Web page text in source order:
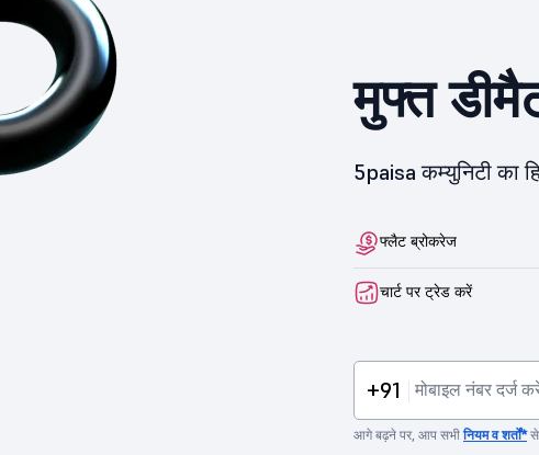
मुफ्त
5paisa कम्युनिटी का
फ्लैट ब्रोकरेज
चार्ट पर ट्रेड करें
+91
आगे बढ़ने पर, आप सभीनियम व शर्तों*से